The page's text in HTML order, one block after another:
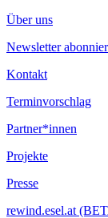
Über uns
Newsletter
Kontakt
Terminvorschlag
Partner*innen
Projekte
Presse
rewind.esel.at